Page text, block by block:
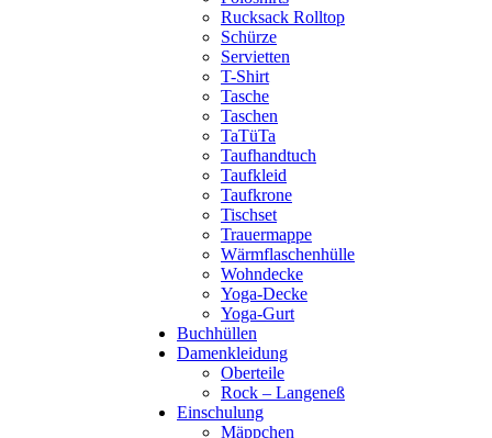
Rucksack Rolltop
Schürze
Servietten
T-Shirt
Tasche
Taschen
TaTüTa
Taufhandtuch
Taufkleid
Taufkrone
Tischset
Trauermappe
Wärmflaschenhülle
Wohndecke
Yoga-Decke
Yoga-Gurt
Buchhüllen
Damenkleidung
Oberteile
Rock – Langeneß
Einschulung
Mäppchen